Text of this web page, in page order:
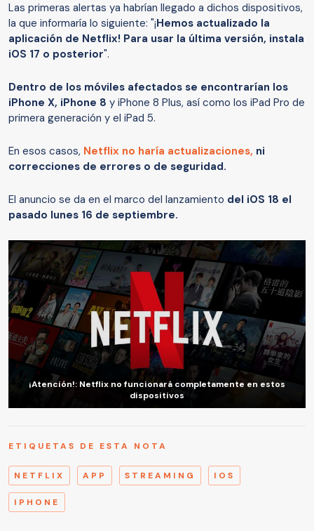
Las primeras alertas ya habrían llegado a dichos dispositivos,
la que informaría lo siguiente: "¡Hemos actualizado la
aplicación de Netflix! Para usar la última versión, instala
iOS 17 o posterior".
Dentro de los móviles afectados se encontrarían los
iPhone X, iPhone 8 y iPhone 8 Plus, así como los iPad Pro de
primera generación y el iPad 5.
En esos casos, Netflix no haría actualizaciones, ni
correcciones de errores o de seguridad.
El anuncio se da en el marco del lanzamiento del iOS 18 el
pasado lunes 16 de septiembre.
¡Atención!: Netflix no funcionará completamente en estos
dispositivos
ETIQUETAS DE ESTA NOTA
NETFLIX APP STREAMING IOS
IPHONE